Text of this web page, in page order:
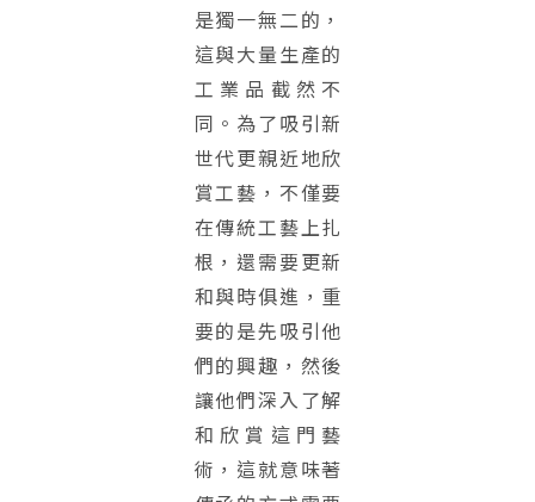
是獨一無二的，
這與大量生產的
工業品截然不
同。為了吸引新
世代更親近地欣
賞工藝，不僅要
在傳統工藝上扎
根，還需要更新
和與時俱進，重
要的是先吸引他
們的興趣，然後
讓他們深入了解
和欣賞這門藝
術，這就意味著